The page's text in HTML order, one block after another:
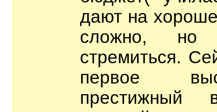
дают на
сложно,
стремиться.
первое